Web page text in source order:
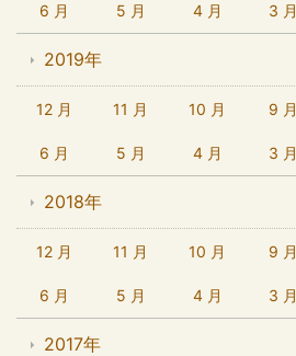
6 月 5 月 4 月 3 月
2019年
12 月 11 月 10 月 9 月
6 月 5 月 4 月 3 月
2018年
12 月 11 月 10 月 9 月
6 月 5 月 4 月 3 月
2017年